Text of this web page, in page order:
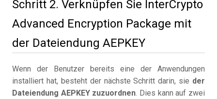
Schritt 2. Verknüpfen Sie InterCrypto
Advanced Encryption Package mit
der Dateiendung AEPKEY
Wenn der Benutzer bereits eine der Anwendungen
installiert hat, besteht der nächste Schritt darin, sie der
Dateiendung AEPKEY zuzuordnen. Dies kann auf zwei